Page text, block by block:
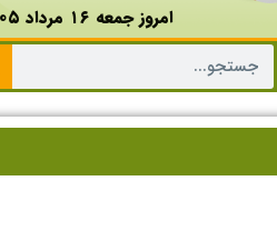
امروز جمعه ۱۶ مرداد ۱۴۰۵